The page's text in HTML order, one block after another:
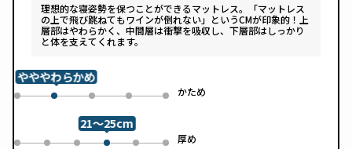
理想的な寝姿勢を保つことができるマットレス。「マットレス
の上で飛び跳ねてもワインが倒れない」というCMが印象的！上
層部はやわらかく、中間層は衝撃を吸収し、下層部はしっかり
と体を支えてくれます。
0 1
やややわらかめ
2 3 かため
4
0 1 2
21～25cm
4 厚め
5